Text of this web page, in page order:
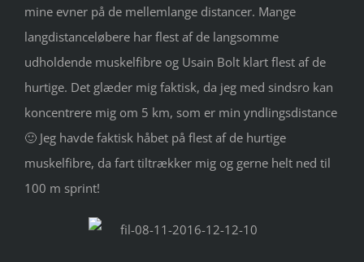
mine evner på de mellemlange distancer. Mange
langdistanceløbere har flest af de langsomme
udholdende muskelfibre og Usain Bolt klart flest af de
hurtige. Det glæder mig faktisk, da jeg med sindsro kan
koncentrere mig om 5 km, som er min yndlingsdistance
🙂 Jeg havde faktisk håbet på flest af de hurtige
muskelfibre, da fart tiltrækker mig og gerne helt ned til
100 m sprint!